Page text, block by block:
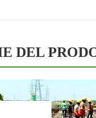
DEL